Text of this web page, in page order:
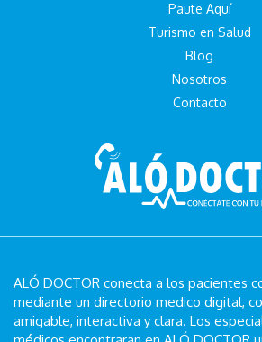
Paute Aquí
Turismo en Salud
Blog
Nosotros
Contacto
ALÓ DOCTOR conecta a los pacientes
mediante un directorio medico digital,
amigable, interactiva y clara. Los